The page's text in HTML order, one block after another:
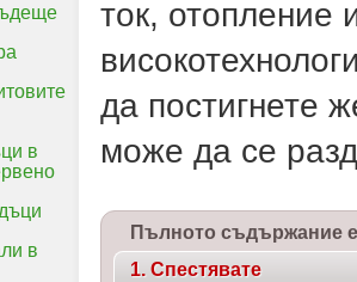
в
в
ток, отопление
да постигнете
може да се
Пълното съдържание
1. Спестявате